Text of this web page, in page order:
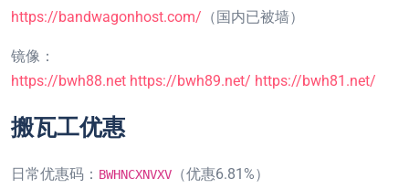
https://bandwagonhost.com/ （国内已被墙）
镜像：
https://bwh88.net https://bwh89.net/ https://bwh81.net/
搬瓦工优惠
日常优惠码： BWHNCXNVXV （优惠6.81%）